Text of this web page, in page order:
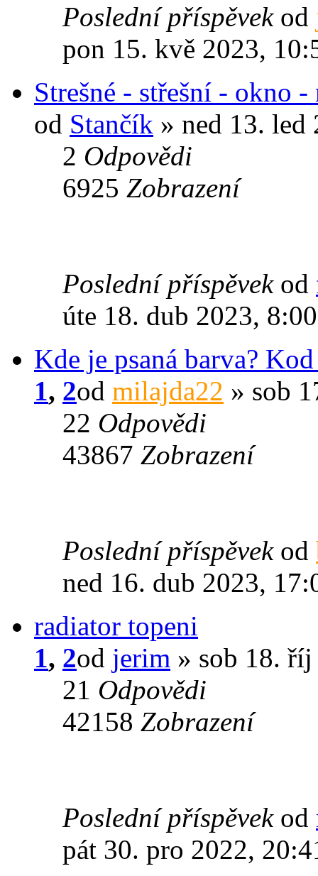
Poslední příspěvek od
pon 15. kvě 2023,
Strešné - střešní - okno
od Stančík » ned 13. led
2 Odpovědi
6925 Zobrazení
Poslední příspěvek od
úte 18. dub 2023, 8:00
Kde je psaná barva?
1, 2od milajda22 » sob
22 Odpovědi
43867 Zobrazení
Poslední příspěvek od
ned 16. dub 2023,
radiator topeni
1, 2od jerim » sob 18.
21 Odpovědi
42158 Zobrazení
Poslední příspěvek od
pát 30. pro 2022,